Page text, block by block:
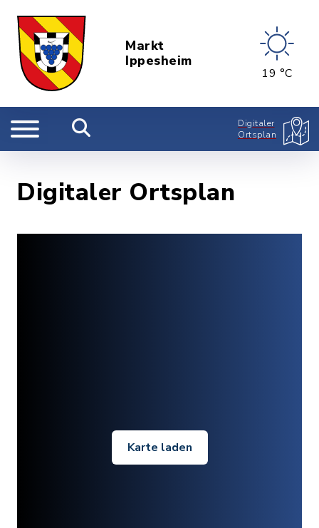
Markt
Ippesheim
19 °C
Digitaler
Ortsplan
Digitaler Ortsplan
Karte laden